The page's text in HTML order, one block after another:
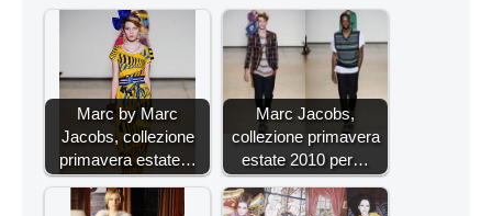
Marc by Marc
Jacobs, collezione
primavera estate…
Marc Jacobs,
collezione primavera
estate 2010 per…